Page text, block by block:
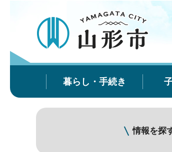
暮らし・手続き
情報を探